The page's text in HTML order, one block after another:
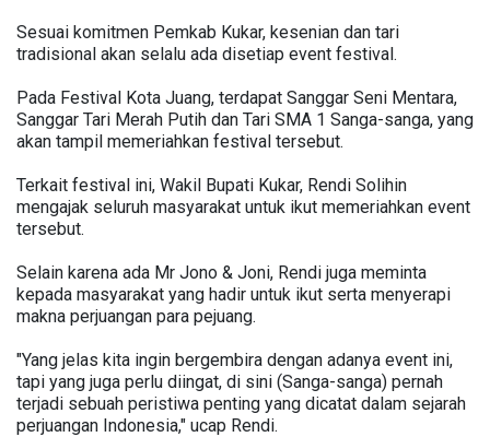
Sesuai komitmen Pemkab Kukar, kesenian dan tari
tradisional akan selalu ada disetiap event festival.
Pada Festival Kota Juang, terdapat Sanggar Seni Mentara,
Sanggar Tari Merah Putih dan Tari SMA 1 Sanga-sanga, yang
akan tampil memeriahkan festival tersebut.
Terkait festival ini, Wakil Bupati Kukar, Rendi Solihin
mengajak seluruh masyarakat untuk ikut memeriahkan event
tersebut.
Selain karena ada Mr Jono & Joni, Rendi juga meminta
kepada masyarakat yang hadir untuk ikut serta menyerapi
makna perjuangan para pejuang.
"Yang jelas kita ingin bergembira dengan adanya event ini,
tapi yang juga perlu diingat, di sini (Sanga-sanga) pernah
terjadi sebuah peristiwa penting yang dicatat dalam sejarah
perjuangan Indonesia," ucap Rendi.